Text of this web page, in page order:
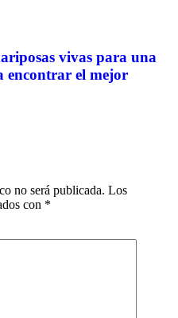
vivas para una
encontrar el mejor
no será publicada. Los
con *